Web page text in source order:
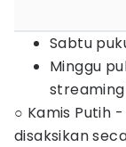
Sabtu
Minggu
○ Kamis Putih
disaksikan